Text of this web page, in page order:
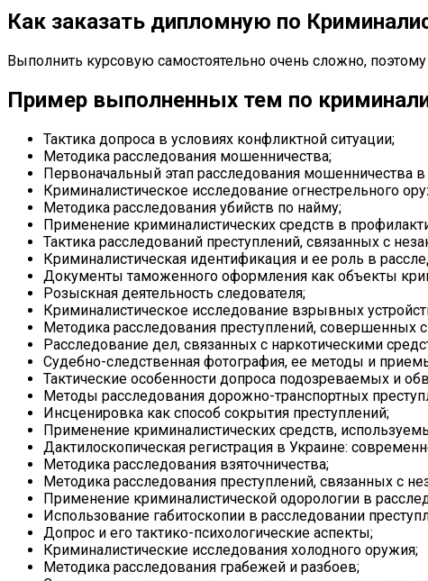
Как заказать дипломную по
Выполнить курсовую самостоятельно очень сложно,
Пример выполненных тем по
Тактика допроса в условиях конфликтной ситуации;
Методика расследования мошенничества;
Первоначальный этап расследования мошенничества
Криминалистическое исследование огнестрельного
Методика расследования убийств по найму;
Применение криминалистических средств в
Тактика расследований преступлений, связанных с
Криминалистическая идентификация и ее роль в
Документы таможенного оформления как объекты
Розыскная деятельность следователя;
Криминалистическое исследование взрывных
Методика расследования преступлений, совершенных
Расследование дел, связанных с наркотическими
Судебно-следственная фотография, ее методы и
Тактические особенности допроса подозреваемых и
Методы расследования дорожно-транспортных
Инсценировка как способ сокрытия преступлений;
Применение криминалистических средств,
Дактилоскопическая регистрация в Украине:
Методика расследования взяточничества;
Методика расследования преступлений, связанных с
Применение криминалистической одорологии в
Использование габитоскопии в расследовании
Допрос и его тактико-психологические аспекты;
Криминалистические исследования холодного оружия;
Методика расследования грабежей и разбоев;